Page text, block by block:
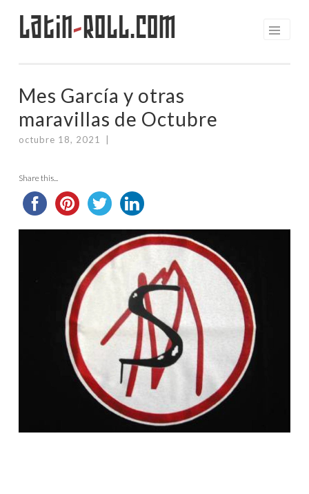
Saltar
Latin-Roll.com
Mes García y otras
maravillas de Octubre
octubre 18, 2021
Share this...